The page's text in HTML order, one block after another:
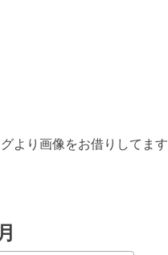
より画像をお借りしてます